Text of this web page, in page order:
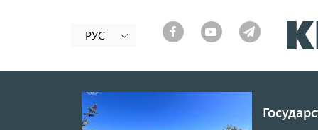
РУС